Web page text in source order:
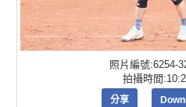
照片編號:6254-
拍攝時間
分享